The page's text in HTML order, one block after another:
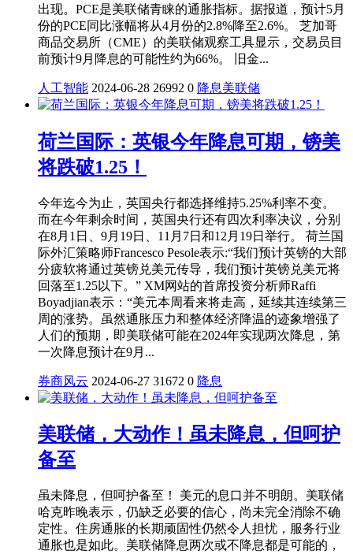
出现。PCE是美联储青睐的通胀指标。据报道，预计5月
份的PCE同比涨幅将从4月份的2.8%降至2.6%。 芝加哥
商品交易所（CME）的美联储观察工具显示，交易员目
前预计9月降息的可能性约为66%。 旧金...
人工智能 2024-06-28 26992 0 降息美联储
荷兰国际：英银今年降息可期，镑美
将跌破1.25！
今年迄今为止，英国央行都选择维持5.25%利率不变。
而在今年剩余时间，英国央行还有四次利率决议，分别
在8月1日、9月19日、11月7日和12月19日举行。 荷兰国
际外汇策略师Francesco Pesole表示:“我们预计英镑的大部
分疲软将通过英镑兑美元传导，我们预计英镑兑美元将
回落至1.25以下。” XM网站的首席投资分析师Raffi
Boyadjian表示：“美元本周看来将走高，延续其连续第三
周的涨势。虽然通胀压力和整体经济降温的迹象增强了
人们的预期，即美联储可能在2024年实现两次降息，第
一次降息预计在9月...
券商风云 2024-06-27 31672 0 降息
美联储，大动作！虽未降息，但呵护
备至
虽未降息，但呵护备至！ 美元的息口并不明朗。美联储
哈克昨晚表示，仍缺乏必要的信心，尚未完全消除不确
定性。住房通胀的长期顽固性仍然令人担忧，服务行业
通胀也是如此。美联储降息两次或不降息都是可能的，